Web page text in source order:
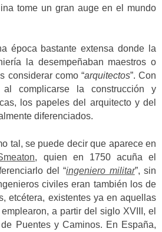
tome un gran auge en el mundo
época bastante extensa donde la
la desempeñaban maestros o
considerar como “arquitectos”. Con
complicarse la construcción y
los papeles del arquitecto y del
diferenciados.
tal, se puede decir que aparece en
, quien en 1750 acuña el
del “ingeniero militar”, sin
civiles eran también los de
etcétera, existentes ya en aquellas
a partir del siglo XVIII, el
Puentes y Caminos. En España,